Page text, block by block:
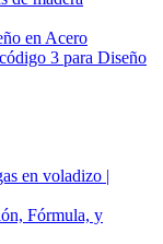
en Acero
3 para Diseño
en voladizo |
Fórmula, y